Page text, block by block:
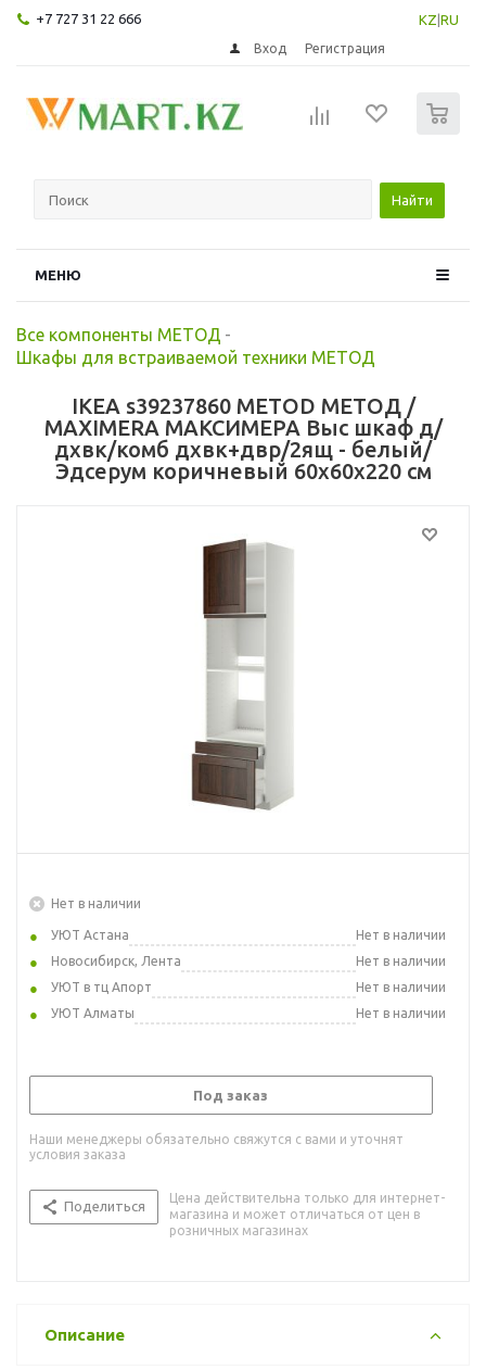
+7 727 31 22 666 KZ RU
Вход Регистрация
Найти
МЕНЮ
Все компоненты МЕТОД -
Шкафы для встраиваемой техники МЕТОД
IKEA s39237860 METOD МЕТОД /
MAXIMERA МАКСИМЕРА Выс шкаф д/
дхвк/комб дхвк+двр/2ящ - белый/
Эдсерум коричневый 60x60x220 см
Нет в наличии
УЮТ Астана
Нет в наличии
Новосибирск, Лента
Нет в наличии
УЮТ в тц Апорт
Нет в наличии
УЮТ Алматы
Нет в наличии
Под заказ
Наши менеджеры обязательно свяжутся с вами и уточнят
условия заказа
Поделиться
Цена действительна только для интернет-
магазина и может отличаться от цен в
розничных магазинах
Описание